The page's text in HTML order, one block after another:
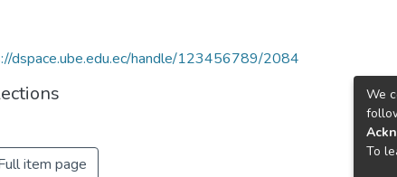
dspace.ube.edu.ec/handle/123456789/2084
item page
We
To